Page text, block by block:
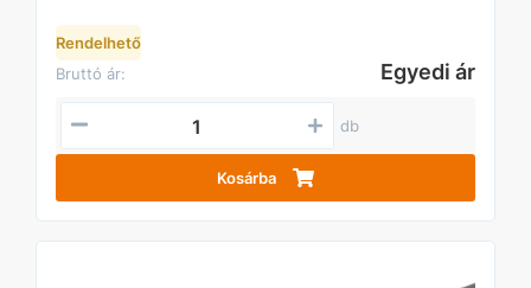
Rendelhető
Bruttó ár:
Egyedi ár
db
Kosárba